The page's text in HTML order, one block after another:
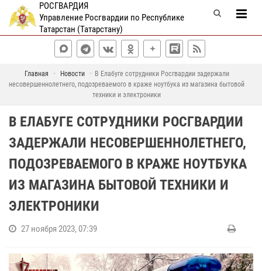
РОСГВАРДИЯ
Управление Росгвардии по Республике
Татарстан (Татарстану)
Главная Новости
В Елабуге сотрудники Росгвардии задержали
несовершеннолетнего, подозреваемого в краже ноутбука из магазина бытовой
техники и электроники
В ЕЛАБУГЕ СОТРУДНИКИ РОСГВАРДИИ
ЗАДЕРЖАЛИ НЕСОВЕРШЕННОЛЕТНЕГО,
ПОДОЗРЕВАЕМОГО В КРАЖЕ НОУТБУКА
ИЗ МАГАЗИНА БЫТОВОЙ ТЕХНИКИ И
ЭЛЕКТРОНИКИ
27 ноября 2023, 07:39